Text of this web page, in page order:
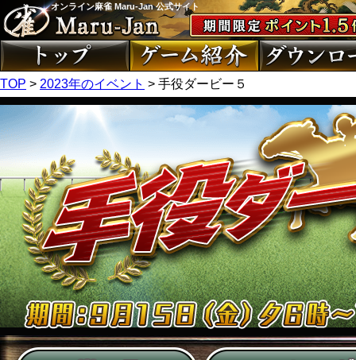
オンライン麻雀 Maru-Jan 公式サイト
TOP > 2023年のイベント > 手役ダービー５